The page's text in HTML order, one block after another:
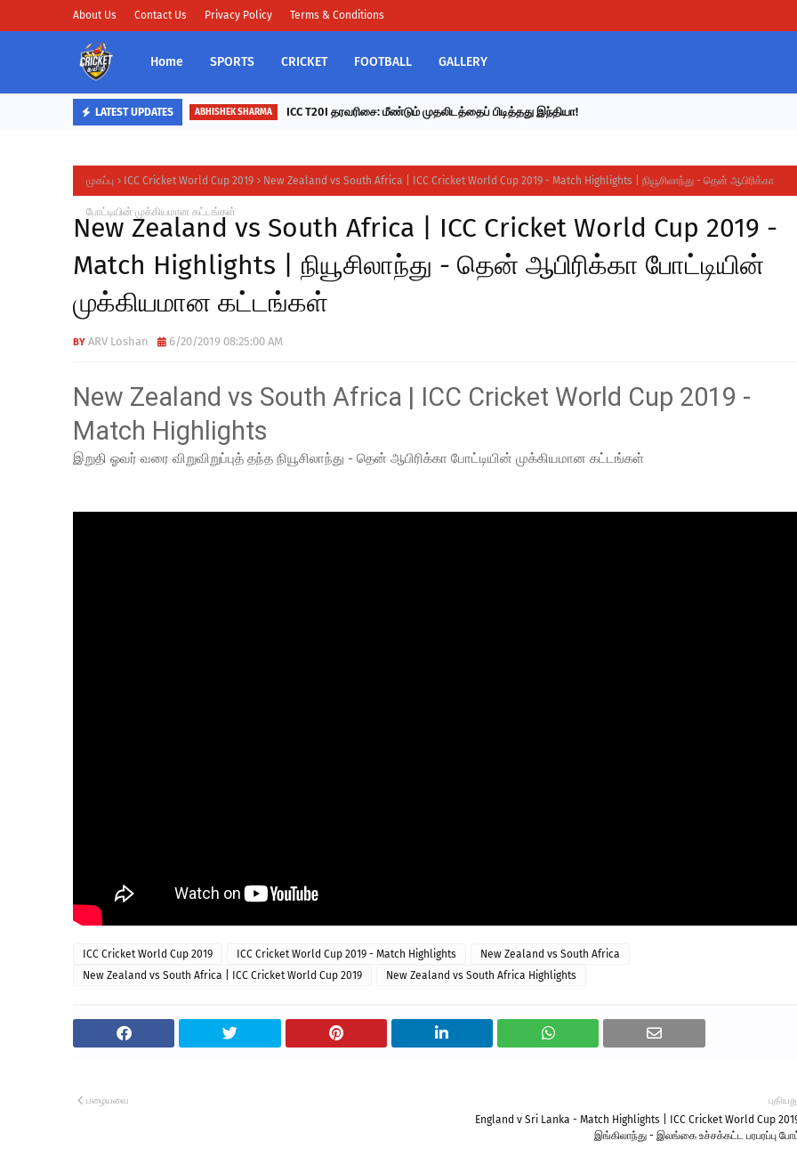
About Us Contact Us Privacy Policy Terms & Conditions
Home SPORTS CRICKET FOOTBALL GALLERY
LATEST UPDATES ABHISHEK SHARMA ICC T20I தரவரிசை: மீண்டும் முதலிடத்தைப் பிடித்தது இந்தியா!
முகப்பு ICC Cricket World Cup 2019 New Zealand vs South Africa | ICC Cricket World Cup 2019 - Match Highlights | நியூசிலாந்து - தென் ஆபிரிக்கா
போட்டியின் முக்கியமான கட்டங்கள்
New Zealand vs South Africa | ICC Cricket World Cup 2019 -
Match Highlights | நியூசிலாந்து - தென் ஆபிரிக்கா போட்டியின்
முக்கியமான கட்டங்கள்
ARV Loshan 6/20/2019 08:25:00 AM
New Zealand vs South Africa | ICC Cricket World Cup 2019 -
Match Highlights
இறுதி ஓவர் வரை விறுவிறுப்புத் தந்த நியூசிலாந்து - தென் ஆபிரிக்கா போட்டியின் முக்கியமான கட்டங்கள்
ICC Cricket World Cup 2019 ICC Cricket World Cup 2019 - Match Highlights
New Zealand vs South Africa
New Zealand vs South Africa | ICC Cricket World Cup 2019
New Zealand vs South Africa Highlights
புதியது
England v Sri Lanka - Match Highlights | ICC Cricket World Cup
இங்கிலாந்து - இலங்கை உச்சக்கட்ட பரபரப்பு
பழையவை